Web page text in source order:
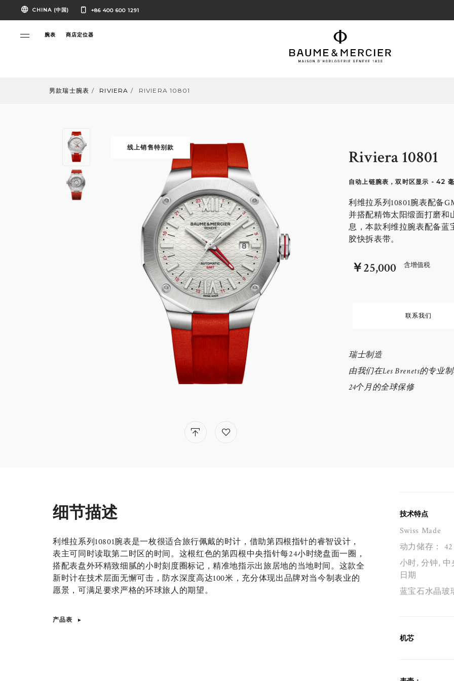
CHINA (中国) +86 400 600 1291
腕表 商店定位器
男款瑞士腕表 RIVIERA RIVIERA 10801
线上销售特别款 Riviera 10801
自动上链腕表，双时区显示 - 42
利维拉系列10801腕表配备
并搭配精饰太阳缎面打磨和
息，本款利维拉腕表配备蓝
胶快拆表带。
￥25,000 含增值税
联系我们
瑞士制造
由我们在Les Brenets的专业
24个月的全球保修
细节描述
利维拉系列10801腕表是一枚很适合旅行佩戴的时计，借助第四根指针的睿智设计，
表主可同时读取第二时区的时间。这根红色的第四根中央指针每24小时绕盘面一圈，
搭配表盘外环精致细腻的小时刻度圈标记，精准地指示出旅居地的当地时间。这款全
新时计在技术层面无懈可击，防水深度高达100米，充分体现出品牌对当今制表业的
愿景，可满足要求严格的环球旅人的期望。
产品表
技术特点
Swiss Made
动力储存：
小时, 分钟,
日期
蓝宝石水晶玻
机芯